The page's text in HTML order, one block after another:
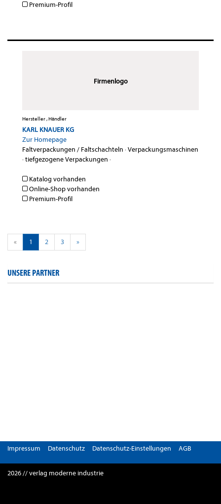
Premium-Profil
Firmenlogo
Hersteller , Händler
KARL KNAUER KG
Zur Homepage
Faltverpackungen / Faltschachteln ·Verpackungsmaschinen
·tiefgezogene Verpackungen ·
Katalog vorhanden
Online-Shop vorhanden
Premium-Profil
« 1 2 3 »
UNSERE PARTNER
Impressum Datenschutz Datenschutz-Einstellungen AGB
2026 // verlag moderne industrie